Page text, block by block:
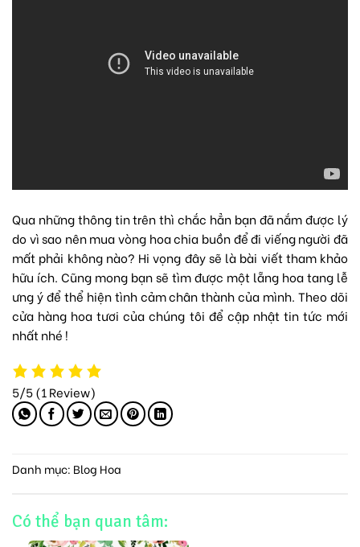
Qua những thông tin trên thì chắc hẳn bạn đã nắm được lý
do vì sao nên mua vòng hoa chia buồn để đi viếng người đã
mất phải không nào? Hi vọng đây sẽ là bài viết tham khảo
hữu ích. Cũng mong bạn sẽ tìm được một lẵng hoa tang lễ
ưng ý để thể hiện tình cảm chân thành của mình. Theo dõi
cửa hàng hoa tươi của chúng tôi để cập nhật tin tức mới
nhất nhé !
5/5(1 Review)
Danh mục: Blog Hoa
Có thể bạn quan tâm: